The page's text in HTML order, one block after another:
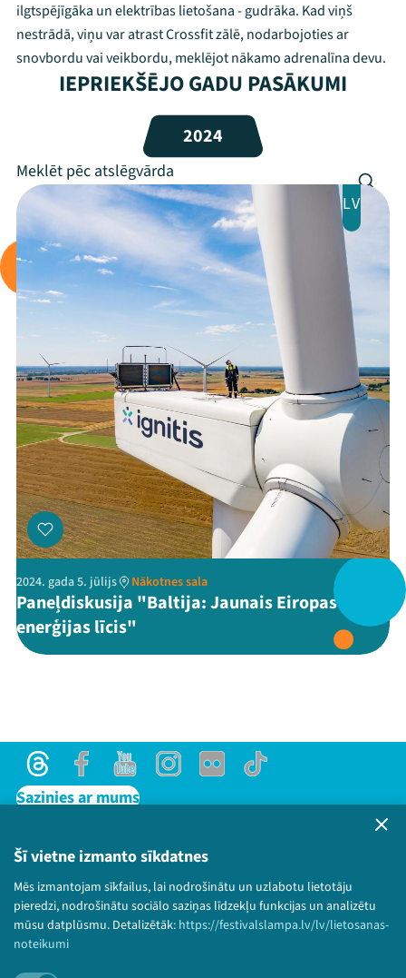
Šī vietne izmanto sīkdatnes
Mēs izmantojam sīkfailus, lai nodrošinātu un uzlabotu lietotāju
pieredzi, nodrošinātu sociālo saziņas līdzekļu funkcijas un analizētu
mūsu datplūsmu. Detalizētāk: https://festivalslampa.lv/lv/lietosanas-
noteikumi
Mana programma
Festivāls
Programma
Arhīvs
Viņi bija LAMPĀ 2026
Jaunumi
Ziedo
Veikals
Kontakti
ThreadsFacebook TikTok
ilgtspējīgāka un elektrības lietošana - gudrāka. Kad viņš
nestrādā, viņu var atrast Crossfit zālē, nodarbojoties ar
snovbordu vai veikbordu, meklējot nākamo adrenalīna devu.
IEPRIEKŠĒJO GADU PASĀKUMI
2024
LV
2024. gada 5. jūlijs Nākotnes sala
Paneļdiskusija "Baltija: Jaunais Eiropas
enerģijas līcis"
ThreadsFacebookYoutubeInstagram
Flick TikTok
Sazinies ar mums
Lietošanas noteikumi un sīkdatņu politika
Bērnu aizsardzības politika
© 2026 Sarunu festivāls LAMPA Visas tiesības
paturētas.